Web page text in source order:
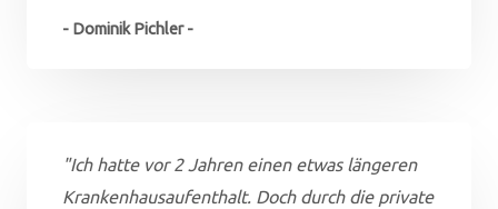
- Dominik Pichler -
"Ich hatte vor 2 Jahren einen etwas längeren
Krankenhausaufenthalt. Doch durch die private